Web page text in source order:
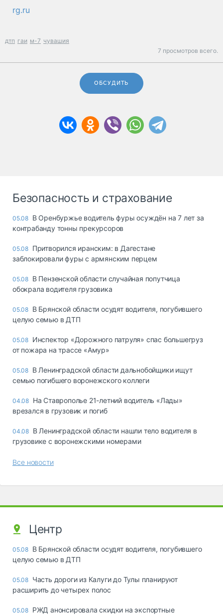
rg.ru
дтп гаи м-7 чувашия
7 просмотров всего.
ОБСУДИТЬ
Безопасность и страхование
05.08 В Оренбуржье водитель фуры осуждён на 7 лет за
контрабанду тонны прекурсоров
05.08 Притворился иранским: в Дагестане
заблокировали фуры с армянским перцем
05.08 В Пензенской области случайная попутчица
обокрала водителя грузовика
05.08 В Брянской области осудят водителя, погубившего
целую семью в ДТП
05.08 Инспектор «Дорожного патруля» спас большегруз
от пожара на трассе «Амур»
05.08 В Ленинградской области дальнобойщики ищут
семью погибшего воронежского коллеги
04.08 На Ставрополье 21-летний водитель «Лады»
врезался в грузовик и погиб
04.08 В Ленинградской области нашли тело водителя в
грузовике с воронежскими номерами
Все новости
Центр
05.08 В Брянской области осудят водителя, погубившего
целую семью в ДТП
05.08 Часть дороги из Калуги до Тулы планируют
расширить до четырех полос
05.08 РЖД анонсировала скидки на экспортные